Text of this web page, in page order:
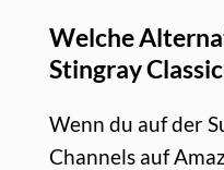
Welche
Stingray
Wenn du auf der
Channels auf